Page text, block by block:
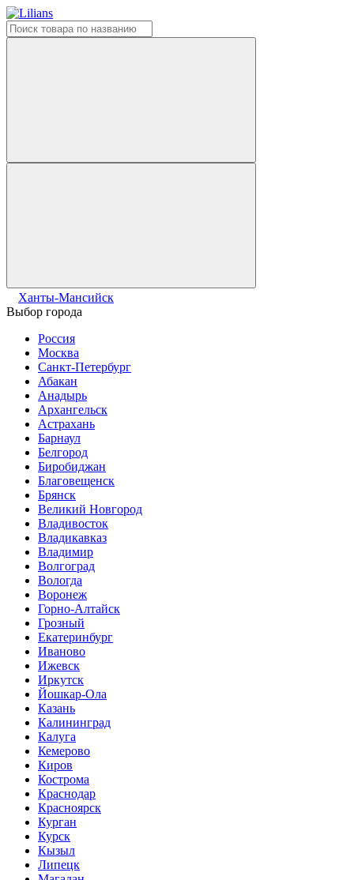
Ханты-Мансийск
Выбор города
Россия
Москва
Санкт-Петербург
Абакан
Анадырь
Архангельск
Астрахань
Барнаул
Белгород
Биробиджан
Благовещенск
Брянск
Великий Новгород
Владивосток
Владикавказ
Владимир
Волгоград
Вологда
Воронеж
Горно-Алтайск
Грозный
Екатеринбург
Иваново
Ижевск
Иркутск
Йошкар-Ола
Казань
Калининград
Калуга
Кемерово
Киров
Кострома
Краснодар
Красноярск
Курган
Курск
Кызыл
Липецк